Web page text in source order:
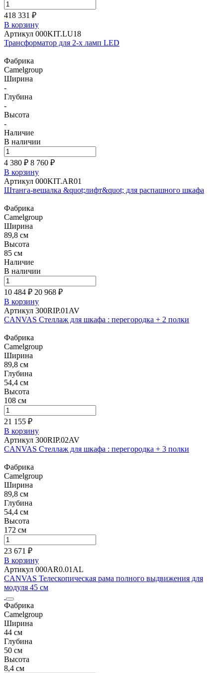
418 331 ₽
В корзину
Артикул 000KIT.LU18
Трансформатор для 2-х ламп LED
Фабрика
Camelgroup
Ширина
-
Глубина
-
Высота
-
Наличие
В наличии
4 380 ₽ 8 760 ₽
В корзину
Артикул 000KIT.AR01
Штанга-вешалка &quot;лифт&quot; для распашного шкафа
Фабрика
Camelgroup
Ширина
89,8 см
Высота
85 см
Наличие
В наличии
10 484 ₽ 20 968 ₽
В корзину
Артикул 300RIP.01AV
CANVAS Стеллаж для шкафа : перегородка + 2 полки
Фабрика
Camelgroup
Ширина
89,8 см
Глубина
54,4 см
Высота
108 см
21 155 ₽
В корзину
Артикул 300RIP.02AV
CANVAS Стеллаж для шкафа : перегородка + 3 полки
Фабрика
Camelgroup
Ширина
89,8 см
Глубина
54,4 см
Высота
172 см
23 671 ₽
В корзину
Артикул 000AR0.01AL
CANVAS Телескопическая рама полного выдвижения для
модуля 45 см
Фабрика
Camelgroup
Ширина
44 см
Глубина
50 см
Высота
8,4 см